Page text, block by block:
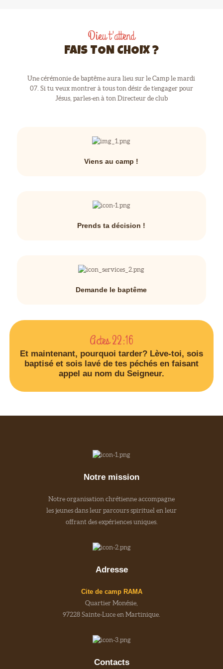
Dieu t'attend
FAIS TON CHOIX ?
Une cérémonie de baptême aura lieu sur le Camp le mardi
07. Si tu veux montrer à tous ton désir de t’engager pour
Jésus, parles-en à ton Directeur de club
Viens au camp !
Prends ta décision !
Demande le baptême
Actes 22:16
Et maintenant, pourquoi tarder? Lève-toi, sois
baptisé et sois lavé de tes péchés en faisant
appel au nom du Seigneur.
Notre mission
Notre organisation chrétienne accompagne
les jeunes dans leur parcours spirituel en leur
offrant des expériences uniques.
Adresse
Cite de camp RAMA
Quartier Monésie,
97228 Sainte-Luce en Martinique.
Contacts